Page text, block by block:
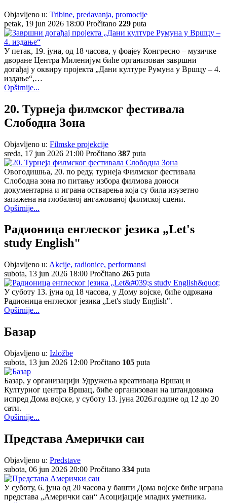
Objavljeno u: Tribine, predavanja, promocije
petak, 19 jun 2026 18:00 Pročitano 229 puta
У петак, 19. јуна, од 18 часова, у фоајеу Конгресно – музичке
дворане Центра Миленијум биће организован завршни
догађај у оквиру пројекта „Дани културе Румуна у Вршцу – 4.
издање“,…
Opširnije...
20. Турнеја филмског фестивала
Слободна Зона
Objavljeno u: Filmske projekcije
sreda, 17 jun 2026 21:00 Pročitano 387 puta
Овогодишња, 20. по реду, турнеја Филмског фестивала
Слободна зона по питању избора филмова доноси
документарна и играна остварења која су била изузетно
запажена на глобалној ангажованој филмској сцени.
Opširnije...
Радионица енглеског језика „Let's
study English"
Objavljeno u: Akcije, radionice, performansi
subota, 13 jun 2026 18:00 Pročitano 265 puta
У суботу 13. јуна од 18 часова, у Дому војске, биће одржана
Радионица енглеског језика „Let's study English".
Opširnije...
Базар
Objavljeno u: Izložbe
subota, 13 jun 2026 12:00 Pročitano 105 puta
Базар, у организацији Удружења креативаца Вршац и
Културног центра Вршац, биће организован на штандовима
испред Дома војске, у суботу 13. јуна 2026.године од 12 до 20
сати.
Opširnije...
Представа Амерички сан
Objavljeno u: Predstave
subota, 06 jun 2026 20:00 Pročitano 334 puta
У суботу, 6. јуна од 20 часова у башти Дома војске биће играна
представа „Амерички сан“ Асоцијације младих уметника.